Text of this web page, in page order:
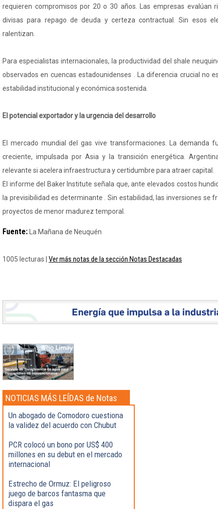
requieren compromisos por 20 o 30 años. Las empresas evalúan
divisas para repago de deuda y certeza contractual. Sin esos
ralentizan.
Para especialistas internacionales, la productividad del shale
observados en cuencas estadounidenses . La diferencia crucial no
estabilidad institucional y económica sostenida.
El potencial exportador y la urgencia del desarrollo
El mercado mundial del gas vive transformaciones. La demanda
creciente, impulsada por Asia y la transición energética.
relevante si acelera infraestructura y certidumbre para atraer capital.
El informe del Baker Institute señala que, ante elevados costos
la previsibilidad es determinante . Sin estabilidad, las inversiones se
proyectos de menor madurez temporal.
Fuente: La Mañana de Neuquén
1005 lecturas | Ver más notas de la sección Notas Destacadas
NOTICIAS MÁS LEÍDAS de Notas
Destacadas
Un abogado de Comodoro cuestiona
la validez del acuerdo con Chubut
PCR colocó un bono por US$ 400
millones en su debut en el mercado
internacional
Estrecho de Ormuz: El peligroso
juego de barcos fantasma que
dispara el gas